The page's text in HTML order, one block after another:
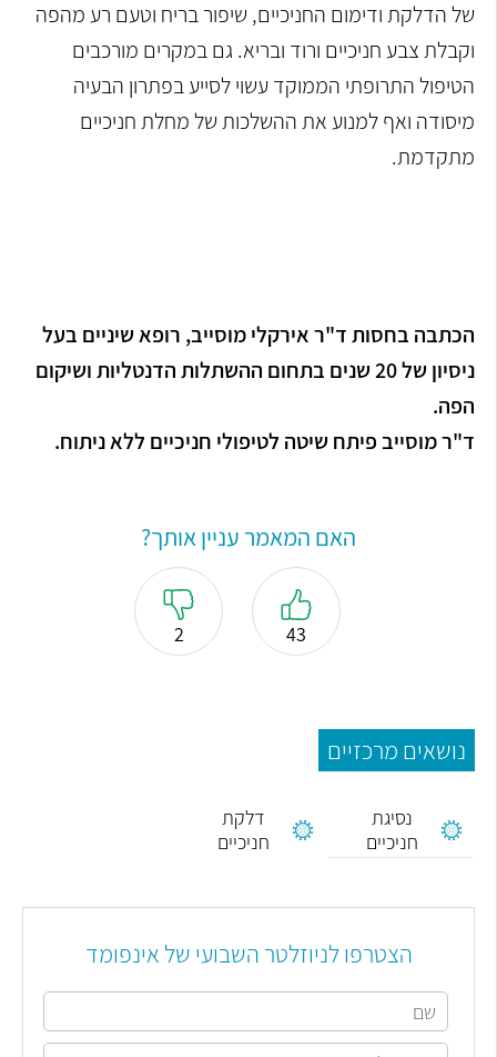
של הדלקת ודימום החניכיים, שיפור בריח וטעם רע מהפה
וקבלת צבע חניכיים ורוד ובריא. גם במקרים מורכבים
הטיפול התרופתי הממוקד עשוי לסייע בפתרון הבעיה
מיסודה ואף למנוע את ההשלכות של מחלת חניכיים
מתקדמת.
הכתבה בחסות ד"ר אירקלי מוסייב, רופא שיניים בעל
ניסיון של 20 שנים בתחום ההשתלות הדנטליות ושיקום
הפה.
ד"ר מוסייב פיתח שיטה לטיפולי חניכיים ללא ניתוח.
האם המאמר עניין אותך?
43
2
נושאים מרכזיים
נסיגת
חניכיים
דלקת
חניכיים
הצטרפו לניוזלטר השבועי של אינפומד